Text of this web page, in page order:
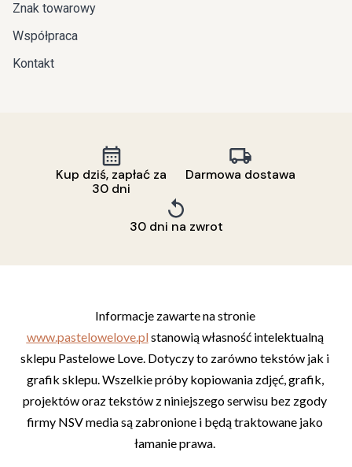
Znak towarowy
Współpraca
Kontakt
Kup dziś, zapłać za
30 dni
Darmowa dostawa
30 dni na zwrot
Informacje zawarte na stronie
www.pastelowelove.pl stanowią własność intelektualną
sklepu Pastelowe Love. Dotyczy to zarówno tekstów jak i
grafik sklepu. Wszelkie próby kopiowania zdjęć, grafik,
projektów oraz tekstów z niniejszego serwisu bez zgody
firmy NSV media są zabronione i będą traktowane jako
łamanie prawa.